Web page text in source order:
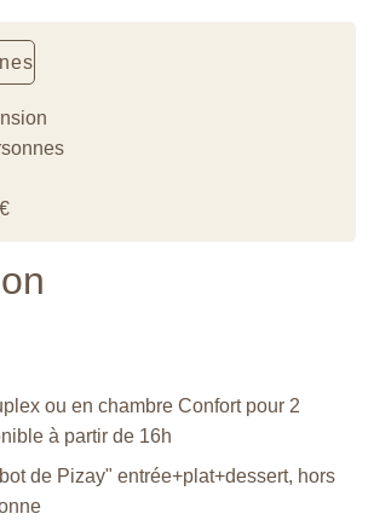
ou en chambre Confort pour 2
à partir de 16h
de Pizay" entrée+plat+dessert, hors